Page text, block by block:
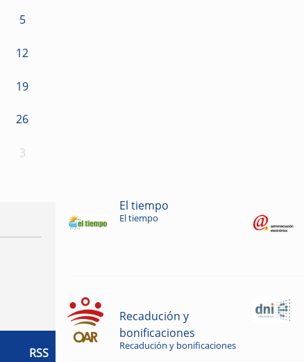
5
12
19
26
3
RSS
El tiempo
El tiempo
Recadución y
bonificaciones
Recadución y bonificaciones